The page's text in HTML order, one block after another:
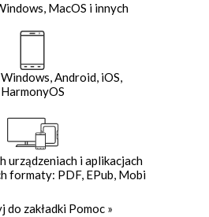
MacOS i innych
Android, iOS,
HarmonyOS
urządzeniach i aplikacjach
formaty: PDF, EPub, Mobi
do zakładki Pomoc »